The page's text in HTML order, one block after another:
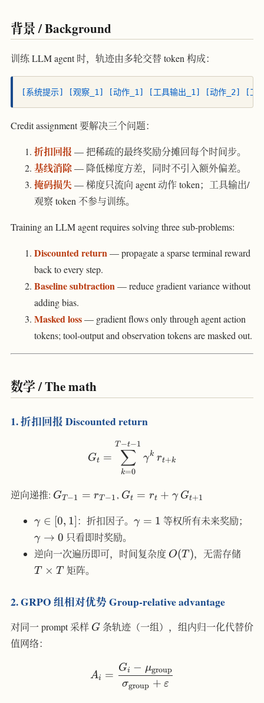
背景 / Background
训练 LLM agent 时，轨迹由多轮交替 token 构成：
[系统提示] [观察_1] [动作_1] [工具输出_1] [动作_2] [工
Credit assignment 要解决三个问题：
折扣回报 — 把稀疏的最终奖励分摊回每个时间步。
基线消除— 降低梯度方差，同时不引入额外偏差。
掩码损失— 梯度只流向 agent 动作 token；工具输出/
观察 token 不参与训练。
Training an LLM agent requires solving three sub-problems:
Discounted return — propagate a sparse terminal reward
back to every step.
Baseline subtraction — reduce gradient variance without
adding bias.
Masked loss— gradient flows only through agent action
tokens; tool-output and observation tokens are masked out.
数学 / The math
1. 折扣回报 Discounted return
G_t = \sum_{k=0}^{T-
Gt =
k=0
∑
T−t−1
γk rt+k
逆向递推: G_{T-
r_{T-
1}
GT −1 = rT −1 , G_t = r_t
\gamma\,
G_{t+1}
Gt = rt + γ Gt+1
\gamma
\in [0,1]
γ ∈ [0, 1]：折扣因子。 \gamma=1
γ = 1 等权所有未来奖励；
γ → 0 只看即时奖励。
逆向一次遍历即可，时间复杂度 O(T)
O(T)，无需存储
T × T 矩阵。
2. GRPO 组相对优势 Group-relative advantage
对同一 prompt 采样 G
G条轨迹（一组），组内归一化代替价
值网络：
A_i = \frac{G_i -
Ai =
σgroup + ε
Gi − μgroup